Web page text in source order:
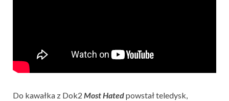
Do kawałka z Dok2 Most Hatedpowstał teledysk,